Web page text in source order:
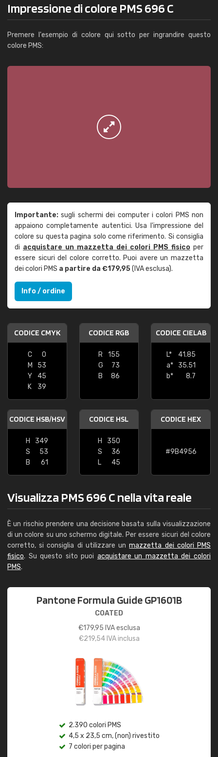
Impressione di colore PMS 696 C
Premere l'esempio di colore qui sotto per ingrandire questo
colore PMS:
Importante: sugli schermi dei computer i colori PMS non
appaiono completamente autentici. Usa l'impressione del
colore su questa pagina solo come riferimento. Si consiglia
di acquistare un mazzetta dei colori PMS fisico per
essere sicuri del colore corretto. Puoi avere un mazzetta
dei colori PMS a partire da €179,95(IVA esclusa).
Info / ordine
CODICE CMYK
C
0
M
53
Y
45
K
39
CODICE RGB
R
155
G
73
B
86
CODICE CIELAB
L*
41.85
a*
35.51
b*
8.7
CODICE HSB/HSV
H
349
S
53
B
61
CODICE HSL
H
350
S
36
L
45
CODICE HEX
#9B4956
Visualizza PMS 696 C nella vita reale
È un rischio prendere una decisione basata sulla visualizzazione
di un colore su uno schermo digitale. Per essere sicuri del colore
corretto, si consiglia di utilizzare unmazzetta dei colori PMS
fisico. Su questo sito puoi acquistare un mazzetta dei colori
PMS.
Pantone Formula Guide GP1601B
COATED
€179,95 IVA esclusa
€219,54IVA inclusa
2.390 colori PMS
4,5 x 23,5 cm, (non) rivestito
7 colori per pagina